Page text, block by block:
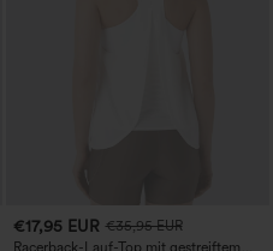
€17,95 EUR €35,95 EUR